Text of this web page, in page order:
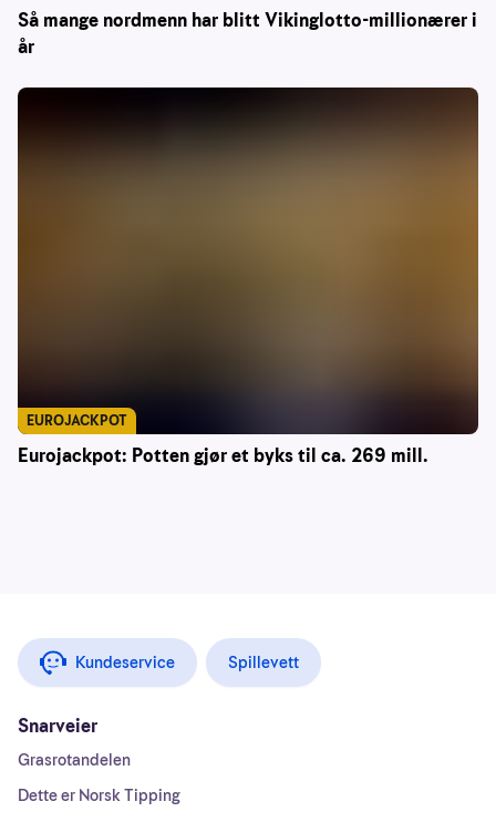
Så mange nordmenn har blitt Vikinglotto-millionærer i
år
Eurojackpot: Potten gjør et byks til ca. 269 mill.
EUROJACKPOT
Kundeservice Spillevett
Snarveier
Grasrotandelen
Dette er Norsk Tipping